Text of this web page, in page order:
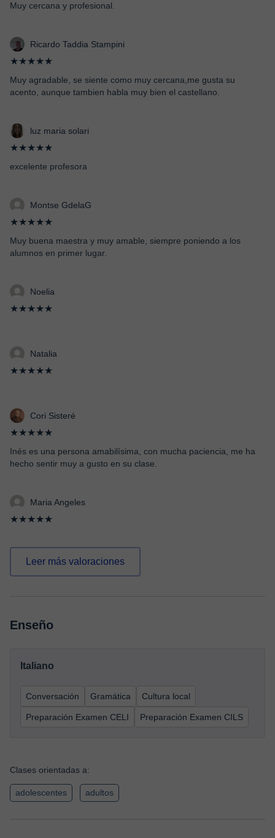
Muy cercana y profesional.
Ricardo Taddia Stampini
★★★★★
Muy agradable, se siente como muy cercana,me gusta su
acento, aunque tambien habla muy bien el castellano.
luz maria solari
★★★★★
excelente profesora
Montse GdelaG
★★★★★
Muy buena maestra y muy amable, siempre poniendo a los
alumnos en primer lugar.
Noelia
★★★★★
Natalia
★★★★★
Cori Sisteré
★★★★★
Inés es una persona amabilísima, con mucha paciencia, me ha
hecho sentir muy a gusto en su clase.
Maria Angeles
★★★★★
Leer más valoraciones
Enseño
Italiano
Conversación Gramática Cultura local
Preparación Examen CELI Preparación Examen CILS
Clases orientadas a:
adolescentes adultos